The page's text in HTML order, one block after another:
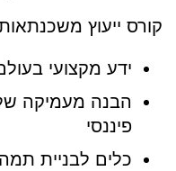
קורס ייעוץ
ידע מקצועי
הבנה מעמיקה
פיננסי
כלים לבניית